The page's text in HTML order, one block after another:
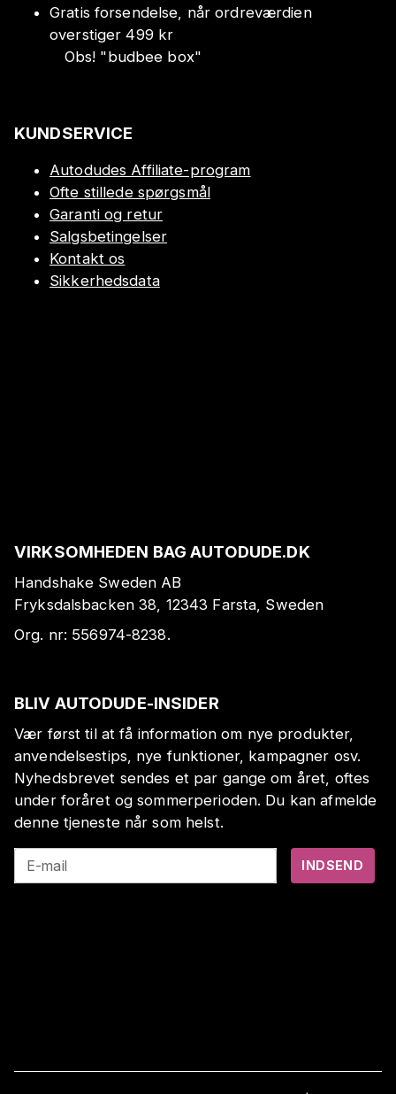
Gratis forsendelse, når ordreværdien
overstiger 499 kr
Obs! "budbee box"
KUNDSERVICE
Autodudes Affiliate-program
Ofte stillede spørgsmål
Garanti og retur
Salgsbetingelser
Kontakt os
Sikkerhedsdata
VIRKSOMHEDEN BAG AUTODUDE.DK
Handshake Sweden AB
Fryksdalsbacken 38, 12343 Farsta, Sweden
Org. nr: 556974-8238.
BLIV AUTODUDE-INSIDER
Vær først til at få information om nye produkter,
anvendelsestips, nye funktioner, kampagner osv.
Nyhedsbrevet sendes et par gange om året, oftes
under foråret og sommerperioden. Du kan afmelde
denne tjeneste når som helst.
E-mail INDSEND